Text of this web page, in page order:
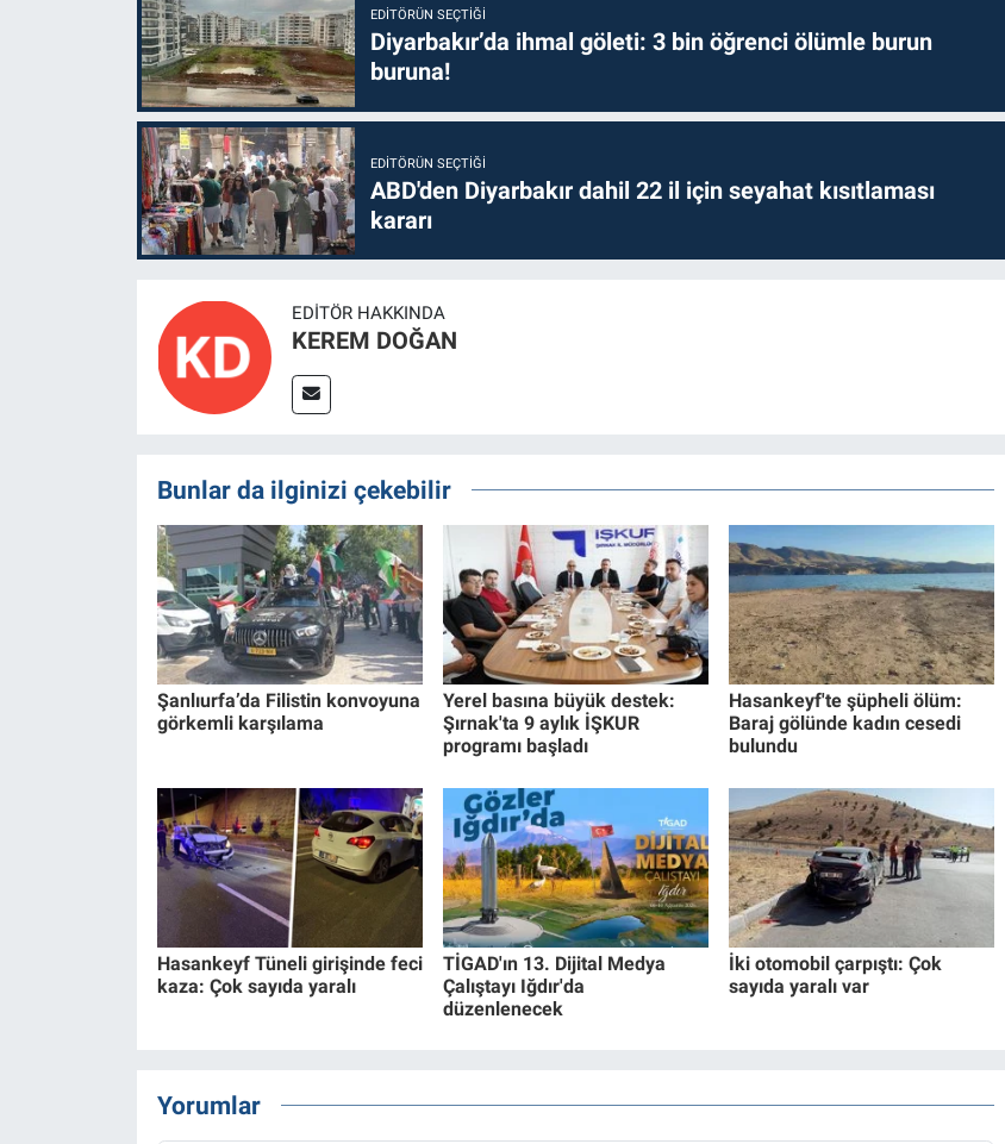
EDITÖRÜN SEÇTIĞI
Diyarbakır’da ihmal göleti: 3 bin öğrenci ölümle burun
buruna!
EDITÖRÜN SEÇTIĞI
ABD'den Diyarbakır dahil 22 il için seyahat kısıtlaması
kararı
EDITÖR HAKKINDA
KEREM DOĞAN
Bunlar da ilginizi çekebilir
Şanlıurfa’da Filistin konvoyuna
görkemli karşılama
Yerel basına büyük destek:
Şırnak'ta 9 aylık İŞKUR
programı başladı
Hasankeyf'te şüpheli ölüm:
Baraj gölünde kadın cesedi
bulundu
Hasankeyf Tüneli girişinde feci
kaza: Çok sayıda yaralı
TİGAD'ın 13. Dijital Medya
Çalıştayı Iğdır'da
düzenlenecek
İki otomobil çarpıştı: Çok
sayıda yaralı var
Yorumlar